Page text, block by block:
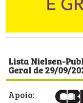
Lista Nielsen-
Geral de 29/09/
Apoio: